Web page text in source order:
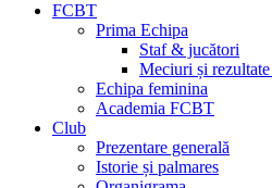
FCBT
Prima Echipa
Staf & jucători
Meciuri și
Echipa feminina
Academia FCBT
Club
Prezentare generală
Istorie și palmares